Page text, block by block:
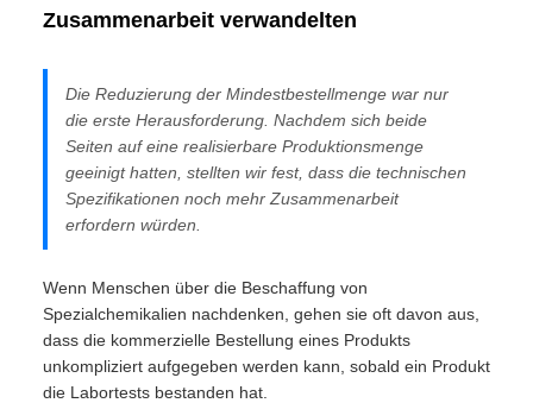
Zusammenarbeit verwandelten
Die Reduzierung der Mindestbestellmenge war nur
die erste Herausforderung. Nachdem sich beide
Seiten auf eine realisierbare Produktionsmenge
geeinigt hatten, stellten wir fest, dass die technischen
Spezifikationen noch mehr Zusammenarbeit
erfordern würden.
Wenn Menschen über die Beschaffung von
Spezialchemikalien nachdenken, gehen sie oft davon aus,
dass die kommerzielle Bestellung eines Produkts
unkompliziert aufgegeben werden kann, sobald ein Produkt
die Labortests bestanden hat.